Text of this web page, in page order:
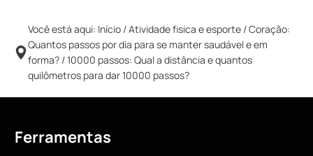
Você está aqui: Início /Atividade fisica e esporte /Coração:
Quantos passos por dia para se manter saudável e em
forma? /10000 passos: Qual a distância e quantos
quilômetros para dar 10000 passos?
Ferramentas